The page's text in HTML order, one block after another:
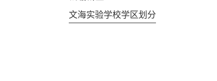
文海实验学校学区划分